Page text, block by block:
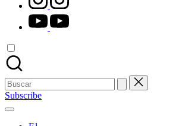
youtube.com
Buscar:
Subscribe